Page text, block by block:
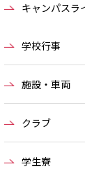
キャンパスラ
学校行事
施設・車両
クラブ
学生寮